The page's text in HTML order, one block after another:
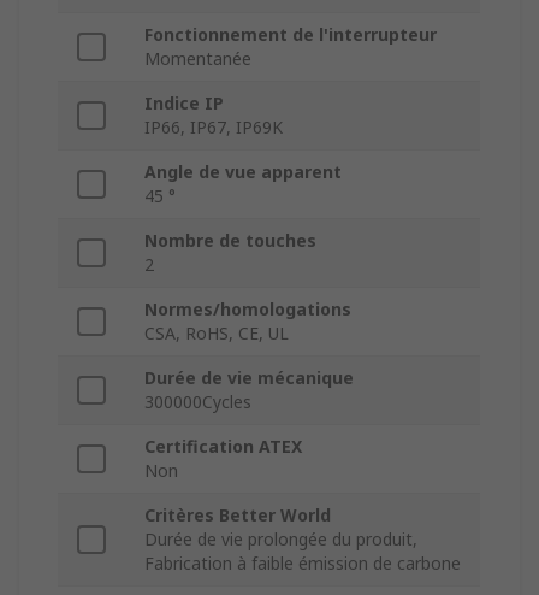
Fonctionnement de l'interrupteur
Momentanée
Indice IP
IP66, IP67, IP69K
Angle de vue apparent
45 °
Nombre de touches
2
Normes/homologations
CSA, RoHS, CE, UL
Durée de vie mécanique
300000Cycles
Certification ATEX
Non
Critères Better World
Durée de vie prolongée du produit,
Fabrication à faible émission de carbone